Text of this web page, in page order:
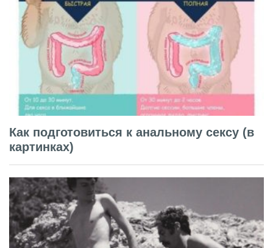
Как подготовиться к анальному сексу (в
картинках)